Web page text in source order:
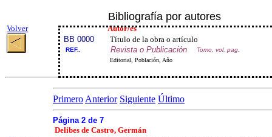
Volver
Bibliografía por autores
Autor/es
BB 0000
Título de la obra o artículo
REF.. Revista o Publicación
Tomo, vol, pag.
Editorial, Población, Año
Primero Anterior Siguiente Último
Página 2 de 7
Delibes de Castro, Germán